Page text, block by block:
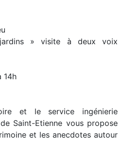
» visite à deux voix
14h
et le service ingénierie
Saint-Etienne vous propose
et les anecdotes autour